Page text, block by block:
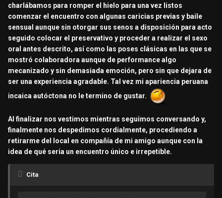
charlábamos para romper el hielo para una vez listos
comenzar el encuentro con algunas caricias previas y baile
sensual aunque sin otorgar sus senos a disposición para acto
seguido colocar el preservativo y proceder a realizar el sexo
oral antes descrito, así como las poses clásicas en las que se
mostró colaboradora aunque de performance algo
mecanizado y sin demasiada emoción, pero sin que dejara de
ser una experiencia agradable. Tal vez mi apariencia peruana
incaica autóctona no le termino de gustar.
Al finalizar nos vestimos mientras seguimos conversando y,
finalmente nos despedimos cordialmente, procediendo a
retirarme del local en compañía de mi amigo aunque con la
idea de qué seria un encuentro único e irrepetible.
Cita